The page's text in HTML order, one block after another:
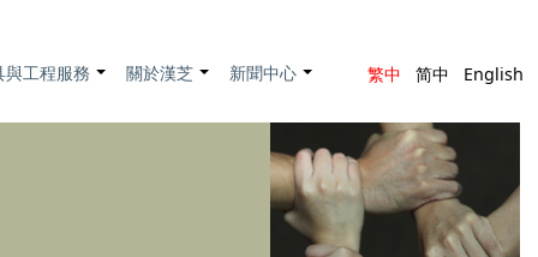
繁中 简中 English
+
與工程服務 +
關於漢芝 +
新聞中心